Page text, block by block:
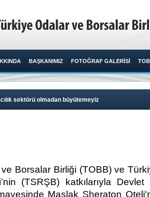
BAŞKANIMIZ FOTOĞRAF GALERİSİ
sektörü olmadan büyütemeyiz
Borsalar Birliği (TOBB) ve
(TSRŞB) katkılarıyla
Maslak Sheraton